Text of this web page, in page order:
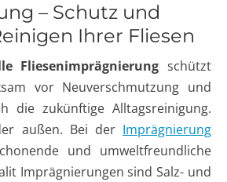
– Schutz und
Ihrer Fliesen
Fliesenimprägnierung schützt
vor Neuverschmutzung und
die zukünftige Alltagsreinigung.
außen. Bei der Imprägnierung
und umweltfreundliche
Imprägnierungen sind Salz- und